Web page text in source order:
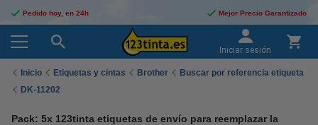
Pedido hoy, en 24h Mejor Precio Garantizado
Iniciar sesión
Inicio Etiquetas y cintas Brother
Buscar por referencia etiqueta
DK-11202
Pack: 5x 123tinta etiquetas de envío para reemplazar la